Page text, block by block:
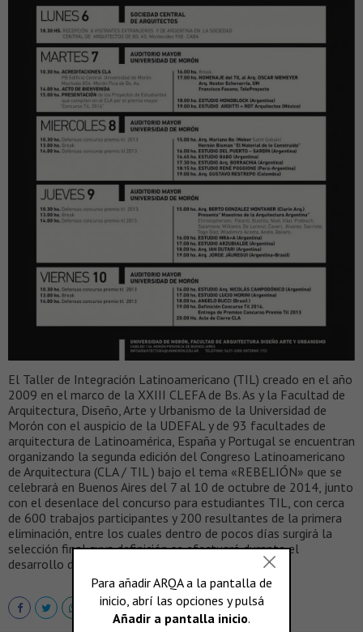
El Taller de Integración Latinoamericano (TIL) creado en el año
2009 en el marco de la XXIII CLEFA de Bs. As y la Facultad de
Arquitectura, Diseño, Arte y Urbanismo de la Universidad de
Morón con el auspicio de la UDEFAL y de 93 facultades de
arquitectura de Latinoamérica, España y Portugal se encuentran
organizando la segunda edición del Congreso Latinoamericano
de Arquitectura (CLA / TIL ) bajo el tema «REBELIÓN» que se
celebrará en Buenos Aires del 7 al 10 de octubre de 2014, junto
con el desenlace del concurso para estudiantes TIL, con cerca
de 600 trabajos participantes y 200 resultantes de la primera
eliminación, entre los cuales dentro de pocos días surgirá la
selección final cuya definición se efectuará durante el
desarrollo del congreso.